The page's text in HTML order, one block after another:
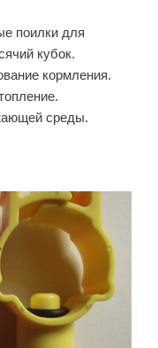
поилки для
кубок.
кормления.
среды.